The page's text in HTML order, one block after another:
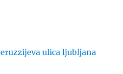
ulica ljubljana